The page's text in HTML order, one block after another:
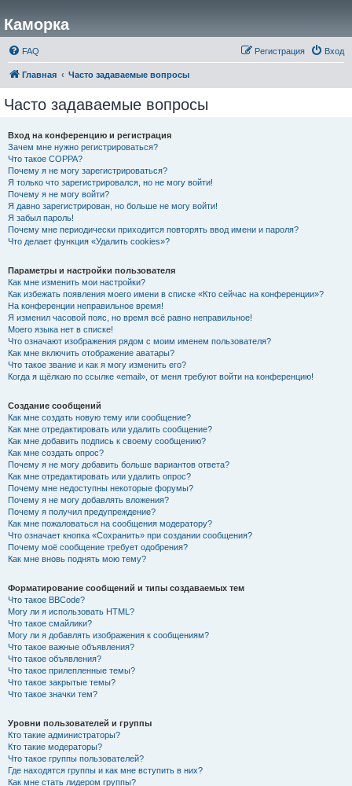
Каморка
FAQ Вход
Регистрация
Главная Часто задаваемые вопросы
Часто задаваемые вопросы
Вход на конференцию и регистрация
Зачем мне нужно регистрироваться?
Что такое COPPA?
Почему я не могу зарегистрироваться?
Я только что зарегистрировался, но не могу войти!
Почему я не могу войти?
Я давно зарегистрирован, но больше не могу войти!
Я забыл пароль!
Почему мне периодически приходится повторять ввод имени и пароля?
Что делает функция «Удалить cookies»?
Параметры и настройки пользователя
Как мне изменить мои настройки?
Как избежать появления моего имени в списке «Кто сейчас на конференции»?
На конференции неправильное время!
Я изменил часовой пояс, но время всё равно неправильное!
Моего языка нет в списке!
Что означают изображения рядом с моим именем пользователя?
Как мне включить отображение аватары?
Что такое звание и как я могу изменить его?
Когда я щёлкаю по ссылке «email», от меня требуют войти на конференцию!
Создание сообщений
Как мне создать новую тему или сообщение?
Как мне отредактировать или удалить сообщение?
Как мне добавить подпись к своему сообщению?
Как мне создать опрос?
Почему я не могу добавить больше вариантов ответа?
Как мне отредактировать или удалить опрос?
Почему мне недоступны некоторые форумы?
Почему я не могу добавлять вложения?
Почему я получил предупреждение?
Как мне пожаловаться на сообщения модератору?
Что означает кнопка «Сохранить» при создании сообщения?
Почему моё сообщение требует одобрения?
Как мне вновь поднять мою тему?
Форматирование сообщений и типы создаваемых тем
Что такое BBCode?
Могу ли я использовать HTML?
Что такое смайлики?
Могу ли я добавлять изображения к сообщениям?
Что такое важные объявления?
Что такое объявления?
Что такое прилепленные темы?
Что такое закрытые темы?
Что такое значки тем?
Уровни пользователей и группы
Кто такие администраторы?
Кто такие модераторы?
Что такое группы пользователей?
Где находятся группы и как мне вступить в них?
Как мне стать лидером группы?